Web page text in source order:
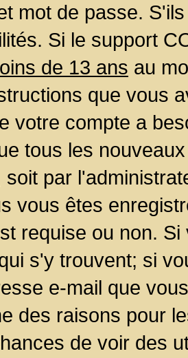
mot de passe.
Si le support
de 13 ans au
que vous
votre compte a
tous les
par
vous êtes
requise ou non.
s'y trouvent; si
e-mail que
des raisons pour
de voir des